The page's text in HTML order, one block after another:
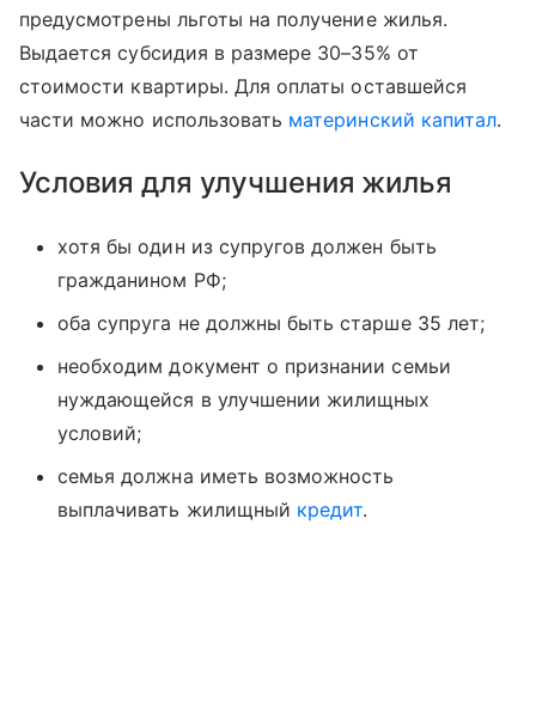
предусмотрены льготы на получение жилья.
Выдается субсидия в размере 30–35% от
стоимости квартиры. Для оплаты оставшейся
части можно использовать материнский капитал.
Условия для улучшения жилья
хотя бы один из супругов должен быть
гражданином РФ;
оба супруга не должны быть старше 35 лет;
необходим документ о признании семьи
нуждающейся в улучшении жилищных
условий;
семья должна иметь возможность
выплачивать жилищный кредит.